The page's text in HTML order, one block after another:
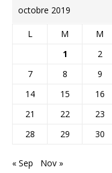
octobre 2019
L M M
1
2
7
8 9
14
15 16
21
22 23
28
29 30
« Sep Nov »